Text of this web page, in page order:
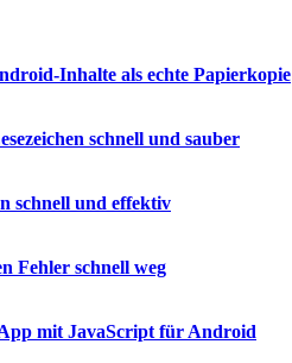
Inhalte als echte Papierkopie
schnell und sauber
schnell und effektiv
Fehler schnell weg
mit JavaScript für Android